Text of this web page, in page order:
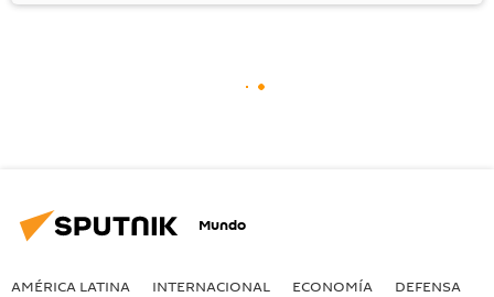
Mundo
AMÉRICA LATINA INTERNACIONAL ECONOMÍA DEFENSA